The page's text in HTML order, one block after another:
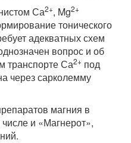
Са2+, Mg2+
тонического
адекватных схем
вопрос и об
транспорте Са2+ под
через сарколемму
магния в
и «Магнерот»,